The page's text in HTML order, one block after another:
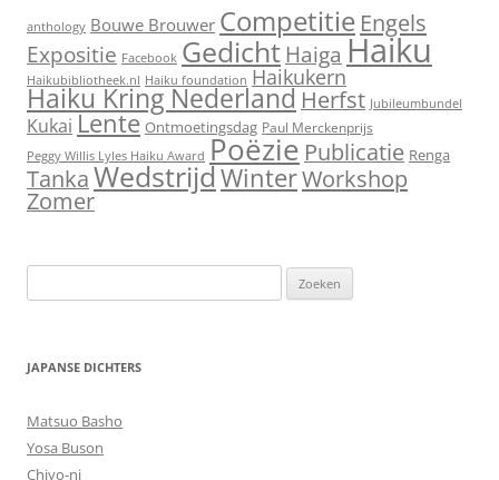
anthology Bouwe Brouwer Competitie Engels
Expositie Facebook Gedicht Haiga Haiku
Haikubibliotheek.nl Haiku foundation Haikukern
Haiku Kring Nederland Herfst Jubileumbundel
Kukai Lente Ontmoetingsdag Paul Merckenprijs
Peggy Willis Lyles Haiku Award Poëzie Publicatie Renga
TankaWedstrijdWinterWorkshop
Zomer
naar:
JAPANSE DICHTERS
Matsuo Basho
Yosa Buson
Chiyo-ni